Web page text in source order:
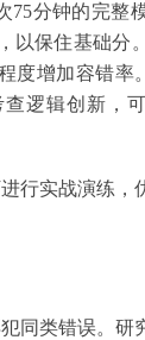
75分钟的完整
以保住基础分
度增加容错率
逻辑创新，
行实战演练，
同类错误。研